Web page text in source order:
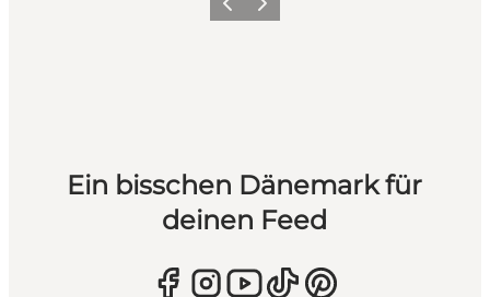
ZurückWeiter
Ein bisschen Dänemark für
deinen Feed